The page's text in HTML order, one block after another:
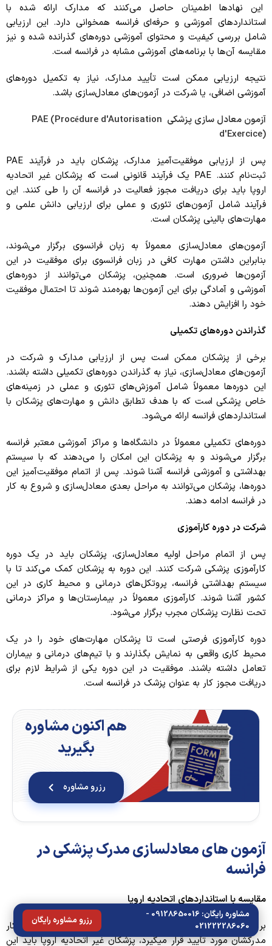
این نهادها اطمینان حاصل می‌کنند که مدارک ارائه شده با
استانداردهای آموزشی و حرفه‌ای فرانسه همخوانی دارد. این ارزیابی
شامل بررسی کیفیت و محتوای آموزشی دوره‌های گذرانده شده و نیز
مقایسه آن‌ها با برنامه‌های آموزشی مشابه در فرانسه است.
نتیجه ارزیابی ممکن است تأیید مدارک، نیاز به تکمیل دوره‌های
آموزشی اضافی، یا شرکت در آزمون‌های معادل‌سازی باشد.
آزمون‌ معادل ‌سازی پزشکی PAE (Procédure d'Autorisation
d'Exercice)
پس از ارزیابی موفقیت‌آمیز مدارک، پزشکان باید در فرآیند PAE
ثبت‌نام کنند. PAE یک فرآیند قانونی است که پزشکان غیر اتحادیه
اروپا باید برای دریافت مجوز فعالیت در فرانسه آن را طی کنند. این
فرآیند شامل آزمون‌های تئوری و عملی برای ارزیابی دانش علمی و
مهارت‌های بالینی پزشکان است.
آزمون‌های معادل‌سازی معمولاً به زبان فرانسوی برگزار می‌شوند،
بنابراین داشتن مهارت کافی در زبان فرانسوی برای موفقیت در این
آزمون‌ها ضروری است. همچنین، پزشکان می‌توانند از دوره‌های
آموزشی و آمادگی برای این آزمون‌ها بهره‌مند شوند تا احتمال موفقیت
خود را افزایش دهند.
گذراندن دوره‌های تکمیلی
برخی از پزشکان ممکن است پس از ارزیابی مدارک و شرکت در
آزمون‌های معادل‌سازی، نیاز به گذراندن دوره‌های تکمیلی داشته باشند.
این دوره‌ها معمولاً شامل آموزش‌های تئوری و عملی در زمینه‌های
خاص پزشکی است که با هدف تطابق دانش و مهارت‌های پزشکان با
استانداردهای فرانسه ارائه می‌شود.
دوره‌های تکمیلی معمولاً در دانشگاه‌ها و مراکز آموزشی معتبر فرانسه
برگزار می‌شوند و به پزشکان این امکان را می‌دهند که با سیستم
بهداشتی و آموزشی فرانسه آشنا شوند. پس از اتمام موفقیت‌آمیز این
دوره‌ها، پزشکان می‌توانند به مراحل بعدی معادل‌سازی و شروع به کار
در فرانسه ادامه دهند.
شرکت در دوره کارآموزی
پس از اتمام مراحل اولیه معادل‌سازی، پزشکان باید در یک دوره
کارآموزی پزشکی شرکت کنند. این دوره به پزشکان کمک می‌کند تا با
سیستم بهداشتی فرانسه، پروتکل‌های درمانی و محیط کاری در این
کشور آشنا شوند. کارآموزی معمولاً در بیمارستان‌ها و مراکز درمانی
تحت نظارت پزشکان مجرب برگزار می‌شود.
دوره کارآموزی فرصتی است تا پزشکان مهارت‌های خود را در یک
محیط کاری واقعی به نمایش بگذارند و با تیم‌های درمانی و بیماران
تعامل داشته باشند. موفقیت در این دوره یکی از شرایط لازم برای
دریافت مجوز کار به عنوان پزشک در فرانسه است.
هم اکنون مشاوره
بگیرید
رزرو مشاوره
آزمون های معادلسازی مدرک پزشکی در
فرانسه
مقایسه با استانداردهای اتحادیه اروپا
بر خلاف پزشکان از کشورهای اتحادیه اروپا که عموما به صورت خودکار
مدرکشان مورد تأیید قرار میگیرد، پزشکان غیر اتحادیه اروپا باید این
مشاوره رایگان: 09128650016 -
021222286060
رزرو مشاوره رایگان